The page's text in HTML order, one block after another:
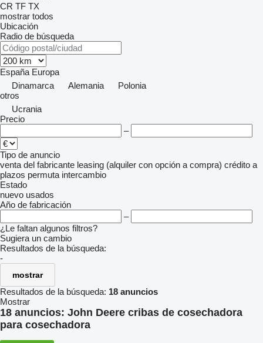
CR TF TX
mostrar todos
Ubicación
Radio de búsqueda
España Europa
Dinamarca
Alemania
Polonia
otros
Ucrania
Precio
–
Tipo de anuncio
venta del fabricante leasing (alquiler con opción a compra) crédito a
plazos permuta intercambio
Estado
nuevo usados
Año de fabricación
–
¿Le faltan algunos filtros?
Sugiera un cambio
Resultados de la búsqueda:
-
mostrar
Resultados de la búsqueda: 18 anuncios
Mostrar
18 anuncios: John Deere cribas de cosechadora
para cosechadora